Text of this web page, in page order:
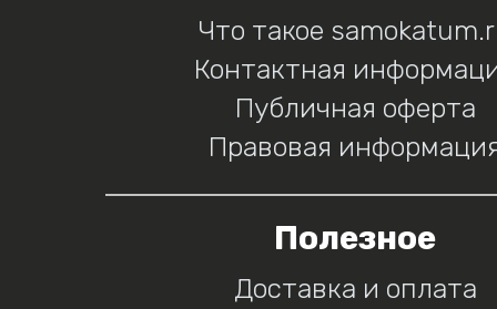
Что такое
Контактная
Публичная оферта
Правовая
Полезное
Доставка и оплата